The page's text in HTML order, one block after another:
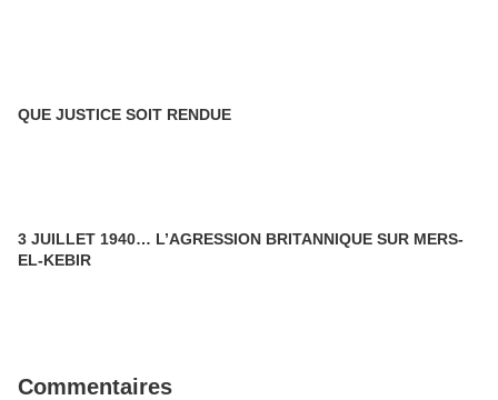
QUE JUSTICE SOIT RENDUE
3 JUILLET 1940… L’AGRESSION BRITANNIQUE SUR MERS-
EL-KEBIR
Commentaires